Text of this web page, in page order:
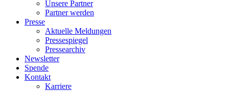
Unsere Partner
Partner werden
Presse
Aktuelle Meldungen
Pressespiegel
Pressearchiv
Newsletter
Spende
Kontakt
Karriere